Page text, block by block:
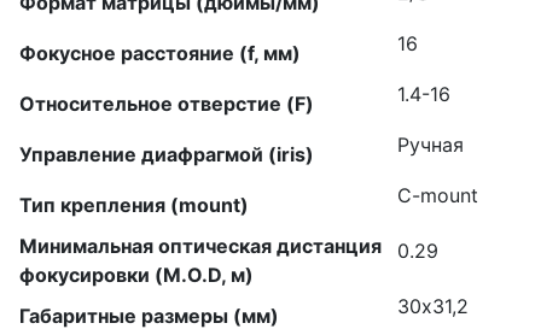
Фокусное расстояние (f, мм) 16
Относительное отверстие (F) 1.4-16
Управление диафрагмой (iris) Ручная
Тип крепления (mount) C-mount
Минимальная оптическая дистанция
фокусировки (M.O.D, м)
0.29
Габаритные размеры (мм) 30х31,2